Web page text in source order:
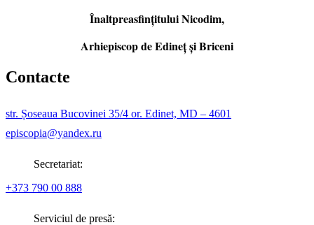
Înaltpreasfințitului Nicodim,
Arhiepiscop de Edineţ şi Briceni
Contacte
str. Șoseaua Bucovinei 35/4 or. Edinet, MD – 4601
episcopia@yandex.ru
Secretariat:
+373 790 00 888
Serviciul de presă: